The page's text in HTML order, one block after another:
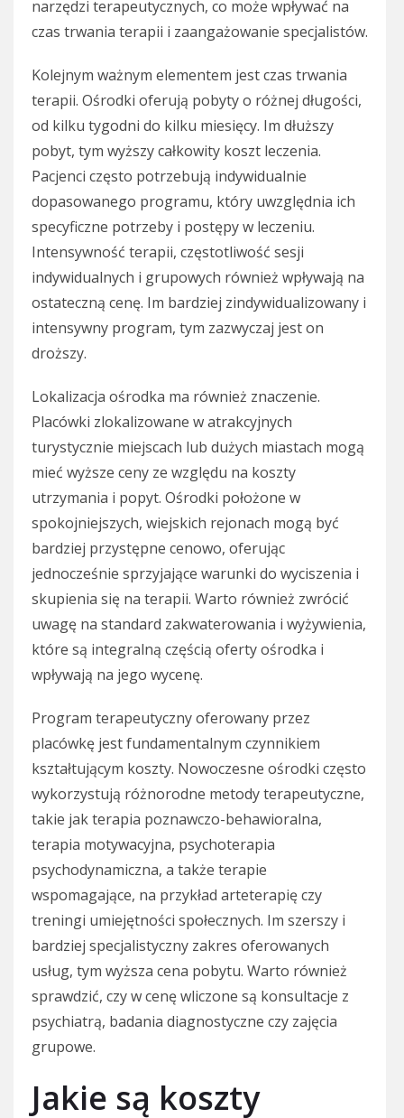
narzędzi terapeutycznych, co może wpływać na
czas trwania terapii i zaangażowanie specjalistów.
Kolejnym ważnym elementem jest czas trwania
terapii. Ośrodki oferują pobyty o różnej długości,
od kilku tygodni do kilku miesięcy. Im dłuższy
pobyt, tym wyższy całkowity koszt leczenia.
Pacjenci często potrzebują indywidualnie
dopasowanego programu, który uwzględnia ich
specyficzne potrzeby i postępy w leczeniu.
Intensywność terapii, częstotliwość sesji
indywidualnych i grupowych również wpływają na
ostateczną cenę. Im bardziej zindywidualizowany i
intensywny program, tym zazwyczaj jest on
droższy.
Lokalizacja ośrodka ma również znaczenie.
Placówki zlokalizowane w atrakcyjnych
turystycznie miejscach lub dużych miastach mogą
mieć wyższe ceny ze względu na koszty
utrzymania i popyt. Ośrodki położone w
spokojniejszych, wiejskich rejonach mogą być
bardziej przystępne cenowo, oferując
jednocześnie sprzyjające warunki do wyciszenia i
skupienia się na terapii. Warto również zwrócić
uwagę na standard zakwaterowania i wyżywienia,
które są integralną częścią oferty ośrodka i
wpływają na jego wycenę.
Program terapeutyczny oferowany przez
placówkę jest fundamentalnym czynnikiem
kształtującym koszty. Nowoczesne ośrodki często
wykorzystują różnorodne metody terapeutyczne,
takie jak terapia poznawczo-behawioralna,
terapia motywacyjna, psychoterapia
psychodynamiczna, a także terapie
wspomagające, na przykład arteterapię czy
treningi umiejętności społecznych. Im szerszy i
bardziej specjalistyczny zakres oferowanych
usług, tym wyższa cena pobytu. Warto również
sprawdzić, czy w cenę wliczone są konsultacje z
psychiatrą, badania diagnostyczne czy zajęcia
grupowe.
Jakie są koszty